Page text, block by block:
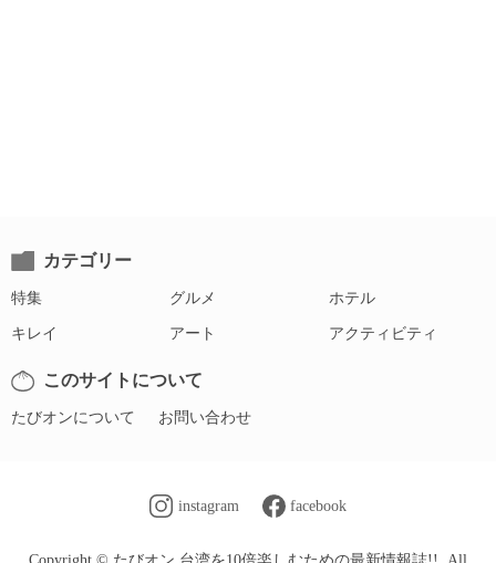
カテゴリー
特集 グルメ ホテル
キレイ アート アクティビティ
このサイトについて
たびオンについて お問い合わせ
instagram facebook